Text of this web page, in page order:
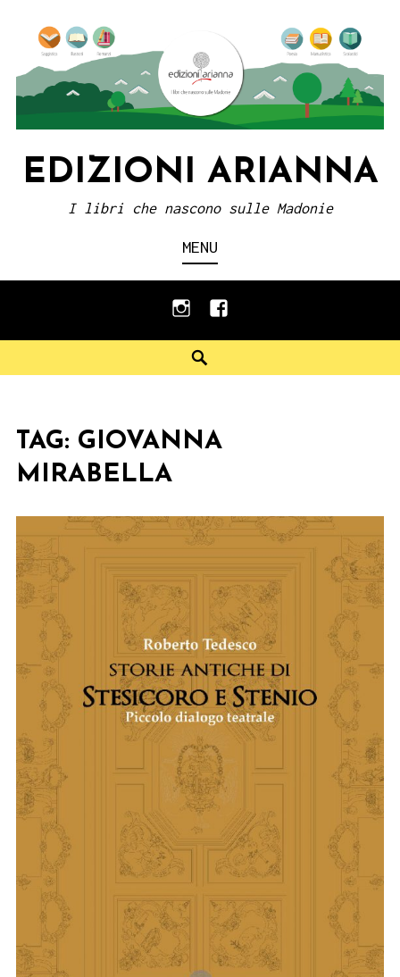
content
EDIZIONI ARIANNA
I libri che nascono sulle Madonie
MENU
instagramfacebook
TAG: GIOVANNA
MIRABELLA